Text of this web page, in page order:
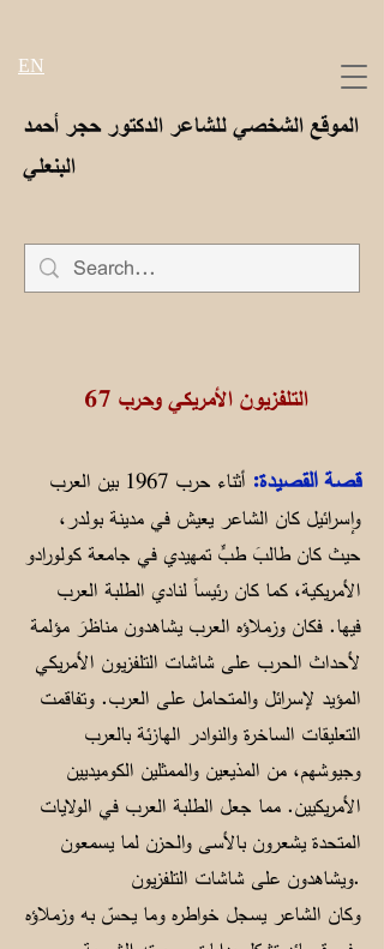
الموقع الشخصي للشاعر الدكتور حجر أحمد
البنعلي
EN
67 التلفزيون الأمريكي وحرب
قصة القصيدة:
أثناء حرب 1967 بين العرب
وإسرائيل كان الشاعر يعيش في مدينة بولدر،
حيث كان طالبَ طبٍّ تمهيدي في جامعة كولورادو
الأمريكية، كما كان رئيساً لنادي الطلبة العرب
فيها. فكان وزملاؤه العرب يشاهدون مناظرَ مؤلمة
لأحداث الحرب على شاشات التلفزيون الأمريكي
المؤيد لإسرائل والمتحامل على العرب. وتفاقمت
التعليقات الساخرة والنوادر الهازئة بالعرب
وجيوشهم، من المذيعين والممثلين الكوميديين
الأمريكيين. مما جعل الطلبة العرب في الولايات
المتحدة يشعرون بالأسى والحزن لما يسمعون
ويشاهدون على شاشات التلفزيون.
وكان الشاعر يسجل خواطره وما يحسّ به وزملاؤه